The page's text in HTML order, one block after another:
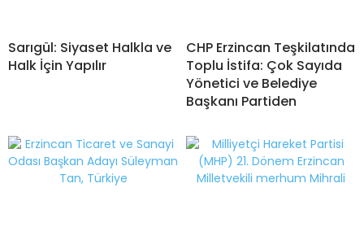
Sarıgül: Siyaset Halkla ve
Halk İçin Yapılır
CHP Erzincan Teşkilatında
Toplu İstifa: Çok Sayıda
Yönetici ve Belediye
Başkanı Partiden